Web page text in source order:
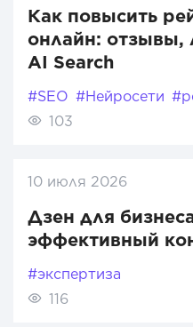
Как повысить
онлайн: отзывы,
AI Search
#SEO #Нейросети
103
10 июля 2026
Дзен для
эффективный
#экспертиза
116